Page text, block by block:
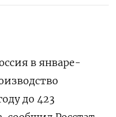
в январе-
до 423